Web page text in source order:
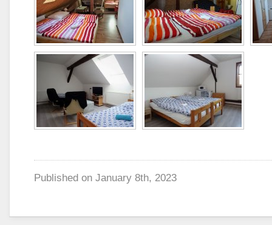
Published on January 8th, 2023